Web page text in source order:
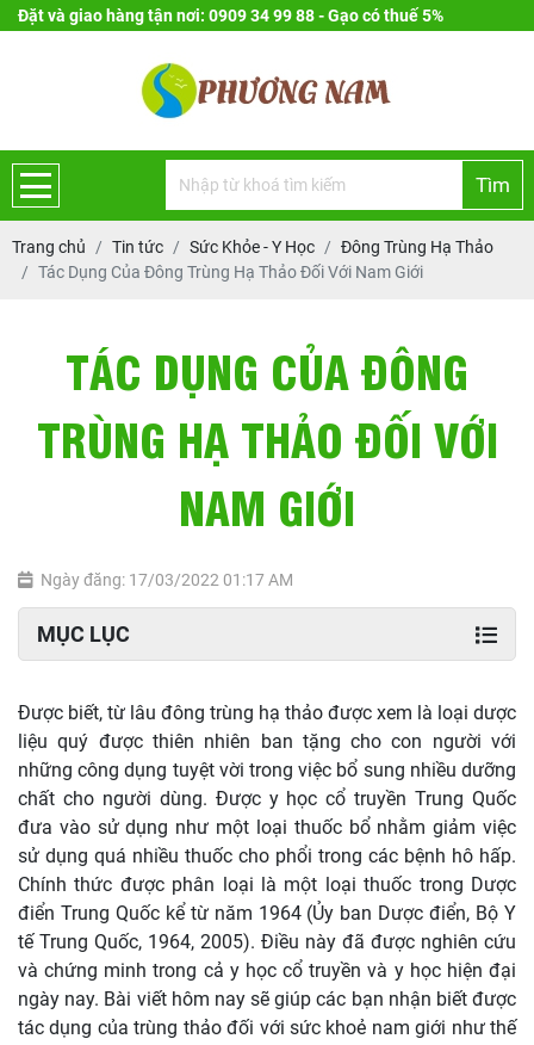
Đặt và giao hàng tận nơi: 0909 34 99 88 - Gạo có thuế 5%
Tìm
Trang chủ Tin tức Sức Khỏe - Y Học
Đông Trùng Hạ Thảo
Tác Dụng Của Đông Trùng Hạ Thảo Đối Với Nam Giới
TÁC DỤNG CỦA ĐÔNG
TRÙNG HẠ THẢO ĐỐI VỚI
NAM GIỚI
Ngày đăng: 17/03/2022 01:17 AM
MỤC LỤC
Được biết, từ lâu đông trùng hạ thảo được xem là loại dược
liệu quý được thiên nhiên ban tặng cho con người với
những công dụng tuyệt vời trong việc bổ sung nhiều dưỡng
chất cho người dùng. Được y học cổ truyền Trung Quốc
đưa vào sử dụng như một loại thuốc bổ nhằm giảm việc
sử dụng quá nhiều thuốc cho phổi trong các bệnh hô hấp.
Chính thức được phân loại là một loại thuốc trong Dược
điển Trung Quốc kể từ năm 1964 (Ủy ban Dược điển, Bộ Y
tế Trung Quốc, 1964, 2005). Điều này đã được nghiên cứu
và chứng minh trong cả y học cổ truyền và y học hiện đại
ngày nay. Bài viết hôm nay sẽ giúp các bạn nhận biết được
tác dụng của trùng thảo đối với sức khoẻ nam giới như thế